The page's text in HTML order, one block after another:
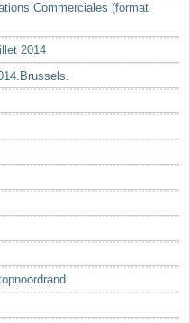
Commerciales (format
2014